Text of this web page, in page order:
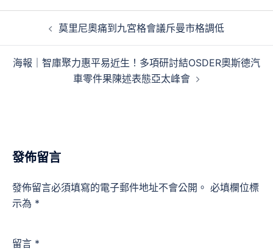
覽
莫里尼奧痛到九宮格會議斥曼市格調低
海報｜智庫聚力惠平易近生！多項研討結OSDER奧斯德汽
車零件果陳述表態亞太峰會
發佈留言
發佈留言必須填寫的電子郵件地址不會公開。 必填欄位標
示為 *
留言 *